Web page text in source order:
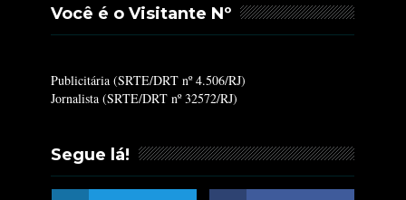
Você é o Visitante Nº
Publicitária (SRTE/DRT nº 4.506/RJ)
Jornalista (SRTE/DRT nº 32572/RJ)
Segue lá!